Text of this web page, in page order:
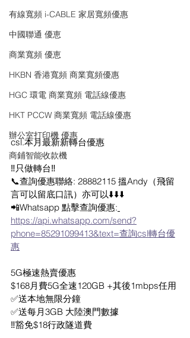
有線寬頻 i-CABLE 家居寬頻優惠
中國聯通 優恵
商業寬頻 優恵
HKBN 香港寬頻 商業寬頻優惠
HGC 環電 商業寬頻 電話線優惠
HKT PCCW 商業寬頻 電話線優惠
辦公室打印機 優惠
商鋪智能收款機
csl.本月最新新轉台優惠
‼️只‮轉做‬台‼️
📞查詢優惠‬聯絡: 28882115 搵Andy（飛留
言可以留底口訊）亦可以⬇️⬇️⬇️
📲Whatsapp 點擊查詢優惠:
https://api.whatsapp.com/send?
phone=85291099413&text=查詢csl轉台優
惠
5G極速‮賣熱‬優惠
$168月費5G全速120GB +其後1mbps任用
✅送本地‮限無‬分鐘
✅送每月3GB 大陸澳門數據
‼️豁免$18行‮隧政‬道費